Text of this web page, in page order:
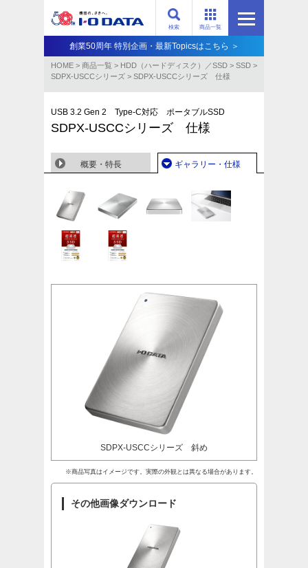
商品一覧
検索
創業50周年 特別企画・最新Topicsはこちら ＞
HOME > 商品一覧 > HDD（ハードディスク）／SSD > SSD >
SDPX-USCCシリーズ > SDPX-USCCシリーズ 仕様
USB 3.2 Gen 2 Type-C対応 ポータブルSSD
SDPX-USCCシリーズ 仕様
概要・特長 ギャラリー・仕様
SDPX-USCCシリーズ 斜め
※商品写真はイメージです。実際の外観とは異なる場合があります。
その他画像ダウンロード